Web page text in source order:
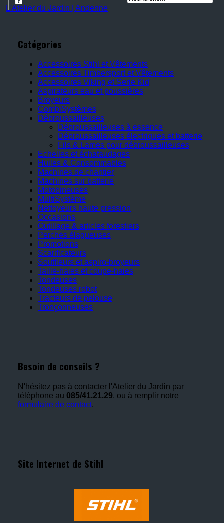
L'Atelier du Jardin | Andenne
Catégories
Accessoires Stihl et Vêtements
Accessoires Timbersport et Vêtements
Accessoires Viking et Serie Kid
Aspirateurs eau et poussières
Broyeurs
CombiSystèmes
Débroussailleuses
Débroussailleuses à essence
Débroussailleuses électriques et batterie
Fils & Lames pour débroussailleuses
Echelles et échafaudages
Huiles & Consommables
Machines de chantier
Machines sur batterie
Motobineuses
MultiSystème
Nettoyeurs haute pression
Occasions
Outillage & articles forestiers
Perches élagueuses
Promotions
Scarificateurs
Souffleurs et aspiro-broyeurs
Taille-haies et coupe-haies
Tondeuses
Tondeuses robot
Tracteurs de pelouse
Tronçonneuses
Besoin de conseils ?
N'hésitez pas à contacter l'Atelier du Jardin par
téléphone au 085/41.21.29, ou à remplir notre
formulaire de contact.
Site Internet de Stihl